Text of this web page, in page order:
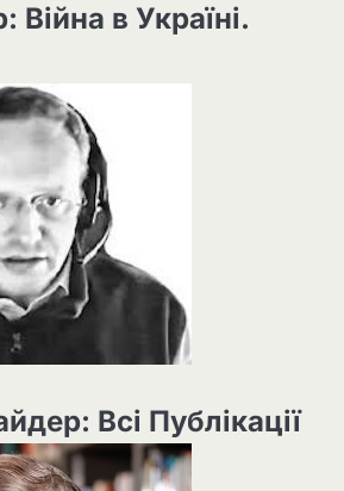
Війна в Україні.
Всі Публікації